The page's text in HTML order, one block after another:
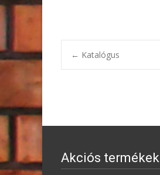
← Katalógus
Akciós termékek